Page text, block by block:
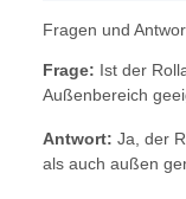
Fragen und
Frage: Ist der
Außenbereich
Antwort: Ja, der
als auch außen